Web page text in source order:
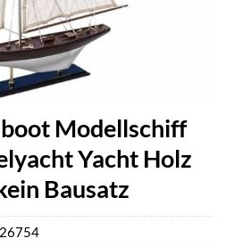
Modellschiff
Yacht Holz
Bausatz